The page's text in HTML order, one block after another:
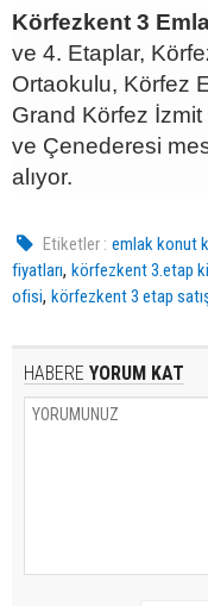
Körfezkent 3
ve 4. Etaplar,
Ortaokulu, Körfez
Grand Körfez
ve Çenederesi
alıyor.
Etiketler : emlak konut
fiyatları, körfezkent 3.etap
ofisi, körfezkent 3 etap
HABERE YORUM KAT